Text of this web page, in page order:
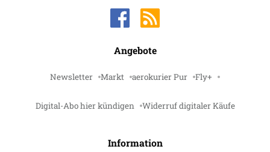
Angebote
Newsletter Markt aerokurier Pur Fly+
Digital-Abo hier kündigen Widerruf digitaler Käufe
Information